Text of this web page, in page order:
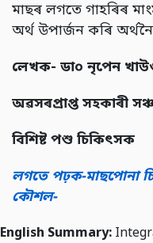
মাছৰ লগতে গাহৰিৰ
অৰ্থ উপাৰ্জন কৰি
লেখক- ডা০ নৃপেন
অৱসৰপ্ৰাপ্ত সহকাৰী
বিশিষ্ট পশু চিকিৎসক
লগতে পঢ়ক-মাছপোনা
কৌশল-
English Summary: